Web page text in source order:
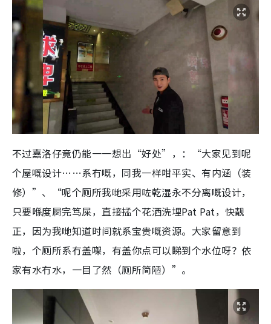
不过嘉洛仔竟仍能一一想出“好处”，：“大家见到呢
个屋嘅设计……系冇嘅，同我一样咁平实、有内涵（装
修）”、“呢个厕所我哋采用咗乾湿永不分离嘅设计，
只要喺度屙完笃屎，直接掹个花洒洗埋Pat Pat，快靓
正，因为我哋知道时间就系宝贵嘅资源。大家留意到
啦，个厕所系冇盖㗎，有盖你点可以睇到个水位呀？依
家有水冇水，一目了然（厕所简陋）”。